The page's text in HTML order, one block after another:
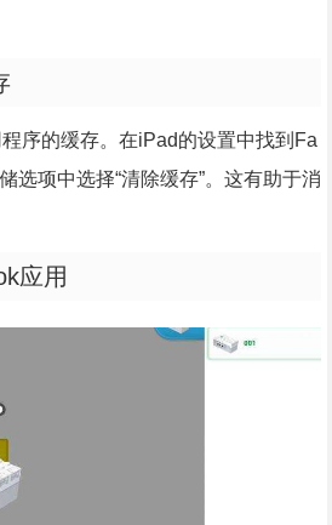
序的缓存。在iPad的设置中找到Fa
选项中选择“清除缓存”。这有助于消
应用